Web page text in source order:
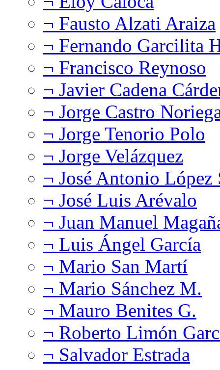
¬ Fausto Alzati Araiza
¬ Fernando Garcilita
¬ Francisco Reynoso
¬ Javier Cadena
¬ Jorge Castro
¬ Jorge Tenorio Polo
¬ Jorge Velázquez
¬ José Antonio López
¬ José Luis Arévalo
¬ Juan Manuel
¬ Luis Ángel García
¬ Mario San Martí
¬ Mario Sánchez M.
¬ Mauro Benites G.
¬ Roberto Limón
¬ Salvador Estrada